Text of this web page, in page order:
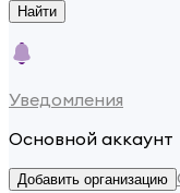
Найти
Уведомления
Основной аккаунт
Добавить организацию